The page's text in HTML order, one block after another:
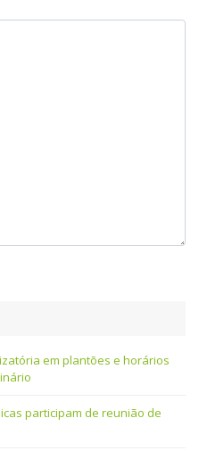
em plantões e horários
participam de reunião de